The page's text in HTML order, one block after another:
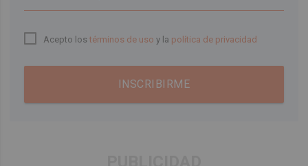
Acepto lostérminos de uso y la política de privacidad
INSCRIBIRME